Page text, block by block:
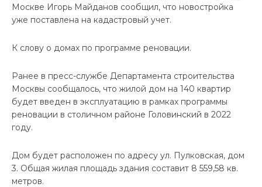
Москве Игорь Майданов сообщил, что новостройка
уже поставлена на кадастровый учет.
К слову о домах по программе реновации.
Ранее в пресс-службе Департамента строительства
Москвы сообщалось, что жилой дом на 140 квартир
будет введен в эксплуатацию в рамках программы
реновации в столичном районе Головинский в 2022
году.
Дом будет расположен по адресу ул. Пулковская, дом
3. Общая жилая площадь здания составит 8 559,58 кв.
метров.